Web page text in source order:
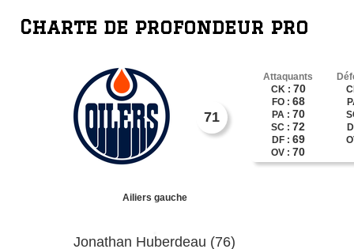
Charte de profondeur pro
71
Attaquants
CK : 70
FO : 68
PA : 70
SC : 72
DF : 69
OV : 70
Ailiers gauche
Jonathan Huberdeau (76)